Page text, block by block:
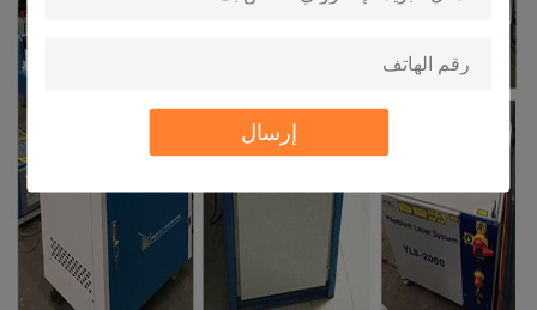
إرسال